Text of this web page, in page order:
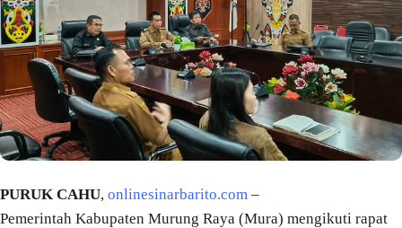
PURUK CAHU, onlinesinarbarito.com –
Pemerintah Kabupaten Murung Raya (Mura) mengikuti rapat